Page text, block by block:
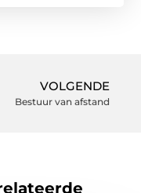
VOLGENDE
Bestuur van afstand